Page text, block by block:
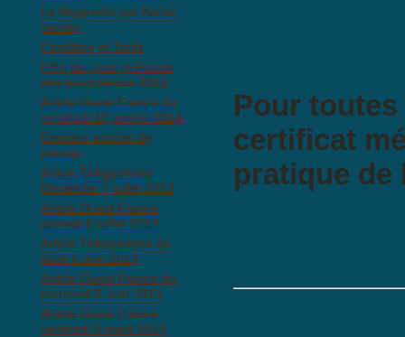
Le Reigisaho par Kanaï
Senseï
Condition et Tarifs
Fête du sport et Forum
des associations 2014
Article Ouest France du
vendredi 10 janvier 2014
Derniers articles de
presse
Article Télégramme
Dimanche 7 juillet 2013
Article Ouest France
samedi 6 juillet 2013
Article Télégramme du
jeudi 6 Juin 2013
Article Ouest France du
mercredi 5 Juin 2013
Article Ouest France
vendredi 8 mars 2013
Pour
certificat
pratique de